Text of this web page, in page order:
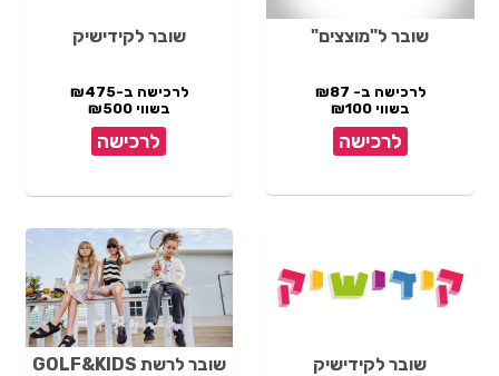
שובר ל"מוצצים"
לרכישה ב- ₪87
בשווי ₪100
לרכישה
שובר לקידישיק
לרכישה ב-₪475
בשווי ₪500
לרכישה
שובר לקידישיק שובר לרשת GOLF&KIDS